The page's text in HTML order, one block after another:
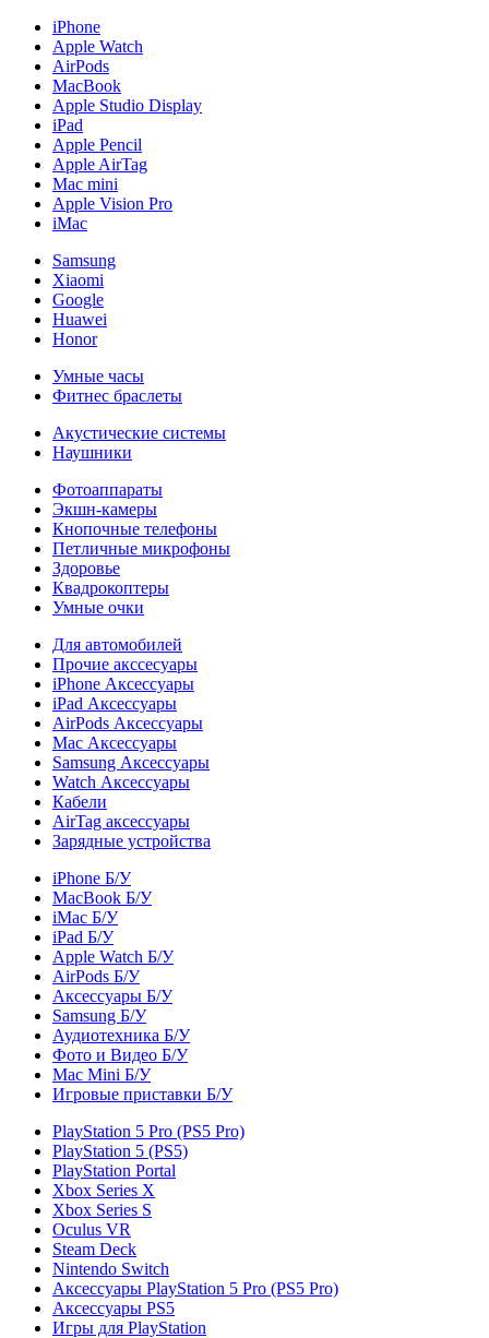
iPhone
Apple Watch
AirPods
MacBook
Apple Studio Display
iPad
Apple Pencil
Apple AirTag
Mac mini
Apple Vision Pro
iMac
Samsung
Xiaomi
Google
Huawei
Honor
Умные часы
Фитнес браслеты
Акустические системы
Наушники
Фотоаппараты
Экшн-камеры
Кнопочные телефоны
Петличные микрофоны
Здоровье
Квадрокоптеры
Умные очки
Для автомобилей
Прочие акссесуары
iPhone Аксессуары
iPad Аксессуары
AirPods Аксессуары
Mac Аксессуары
Samsung Аксессуары
Watch Аксессуары
Кабели
AirTag аксессуары
Зарядные устройства
iPhone Б/У
MacBook Б/У
iMac Б/У
iPad Б/У
Apple Watch Б/У
AirPods Б/У
Аксессуары Б/У
Samsung Б/У
Аудиотехника Б/У
Фото и Видео Б/У
Mac Mini Б/У
Игровые приставки Б/У
PlayStation 5 Pro (PS5 Pro)
PlayStation 5 (PS5)
PlayStation Portal
Xbox Series X
Xbox Series S
Oculus VR
Steam Deck
Nintendo Switch
Аксессуары PlayStation 5 Pro (PS5 Pro)
Аксессуары PS5
Игры для PlayStation